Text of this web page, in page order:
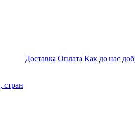
стран
Доставка Оплата Как до нас